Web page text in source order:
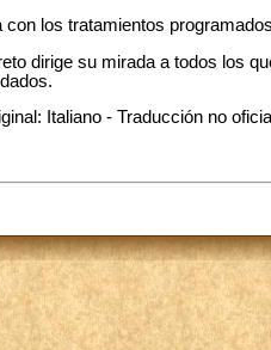
con los tratamientos
dirige su mirada a todos los
Italiano - Traducción no